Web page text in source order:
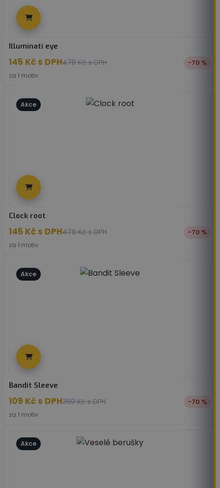
Illuminati eye
145 Kč s DPH478Kč s DPH -70 %
za 1 motiv
Akce
Clock root
145 Kč s DPH478Kč s DPH -70 %
za 1 motiv
Akce
Bandit Sleeve
109 Kč s DPH369Kč s DPH -70 %
za 1 motiv
Akce